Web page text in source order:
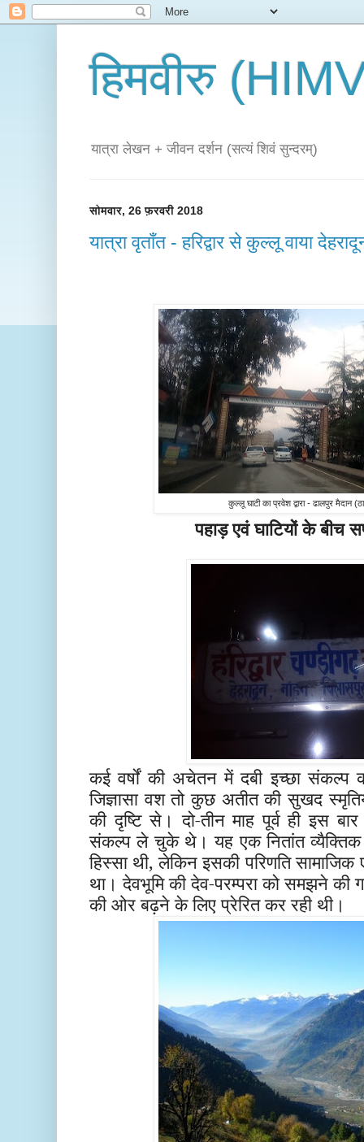
हिमवीरु
यात्रा लेखन + जीवन दर्शन (सत्यं शिवं सुन्दरम्)
सोमवार, 26 फ़रवरी 2018
यात्रा वृताँत - हरिद्वार से कुल्लू वाया
कुल्लू घाटी का प्रवेश द्वारा - ढालपुर मैदान
पहाड़ एवं घाटियों के बीच
कई वर्षों की अचेतन में दबी इच्छा
जिज्ञासा वश तो कुछ अतीत की सुखद
की दृष्टि से। दो-तीन माह पूर्व ही इस
संकल्प ले चुके थे। यह एक नितांत व्यैक्तिक
हिस्सा थी, लेकिन इसकी परिणति सामाजिक
था। देवभूमि की देव-परम्परा को समझने की
की ओर बढ़ने के लिए प्रेरित कर रही थी।